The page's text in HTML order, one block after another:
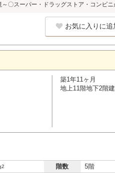
〇スーパー・ドラッグストア・コンビニ
お気に入りに追
築1年11ヶ月
地上11階地下2階建
2 階数 5階